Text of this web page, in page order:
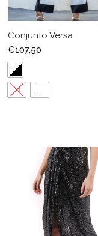
Conjunto Versa
€107,50
M L